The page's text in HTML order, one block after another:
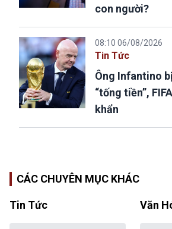
con người?
08:10 06/08/2026
Tin Tức
Ông Infantino
“tống tiền”,
khẩn
CÁC CHUYÊN MỤC KHÁC
Tin Tức Văn